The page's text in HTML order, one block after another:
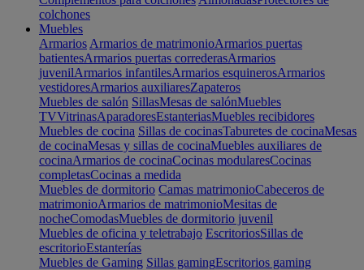
colchones
Muebles
Armarios Armarios de matrimonioArmarios puertas
batientesArmarios puertas correderasArmarios
juvenilArmarios infantilesArmarios esquinerosArmarios
vestidoresArmarios auxiliaresZapateros
Muebles de salón SillasMesas de salónMuebles
TVVitrinasAparadoresEstanteriasMuebles recibidores
Muebles de cocina Sillas de cocinasTaburetes de cocinaMesas
de cocinaMesas y sillas de cocinaMuebles auxiliares de
cocinaArmarios de cocinaCocinas modularesCocinas
completasCocinas a medida
Muebles de dormitorio Camas matrimonioCabeceros de
matrimonioArmarios de matrimonioMesitas de
nocheComodasMuebles de dormitorio juvenil
Muebles de oficina y teletrabajo EscritoriosSillas de
escritorioEstanterías
Muebles de Gaming Sillas gamingEscritorios gaming